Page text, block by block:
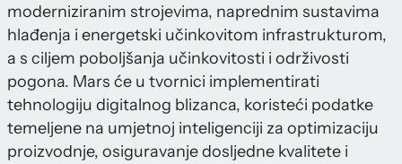
moderniziranim strojevima, naprednim sustavima
hlađenja i energetski učinkovitom infrastrukturom,
a s ciljem poboljšanja učinkovitosti i održivosti
pogona. Mars će u tvornici implementirati
tehnologiju digitalnog blizanca, koristeći podatke
temeljene na umjetnoj inteligenciji za optimizaciju
proizvodnje, osiguravanje dosljedne kvalitete i